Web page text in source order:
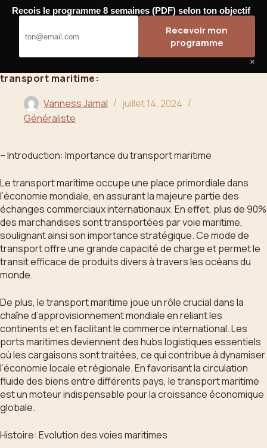
Passer
contenu
Bahoo
transport maritime:
Vanness Jamal
juillet 14, 2024
Généraliste
– Introduction: Importance du transport maritime
Le transport maritime occupe une place primordiale dans
l’économie mondiale, en assurant la majeure partie des
échanges commerciaux internationaux. En effet, plus de 90%
des marchandises sont transportées par voie maritime,
soulignant ainsi son importance stratégique. Ce mode de
transport offre une grande capacité de charge et permet le
transit efficace de produits divers à travers les océans du
monde.
De plus, le transport maritime joue un rôle crucial dans la
chaîne d’approvisionnement mondiale en reliant les
continents et en facilitant le commerce international. Les
ports maritimes deviennent des hubs logistiques essentiels
où les cargaisons sont traitées, ce qui contribue à dynamiser
l’économie locale et régionale. En favorisant la circulation
fluide des biens entre différents pays, le transport maritime
est un moteur indispensable pour la croissance économique
globale.
Histoire: Evolution des voies maritimes
Recois le programme 8 semaines (PDF) selon ton objectif
Recevoir mon
programme
×